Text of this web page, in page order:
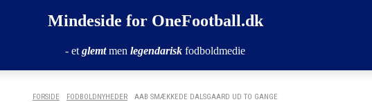
Mindeside for OneFootball.dk
- et glemtmen legendarisk fodboldmedie
FORSIDE FODBOLDNYHEDER AAB SMÆKKEDE DALSGAARD UD TO GANGE